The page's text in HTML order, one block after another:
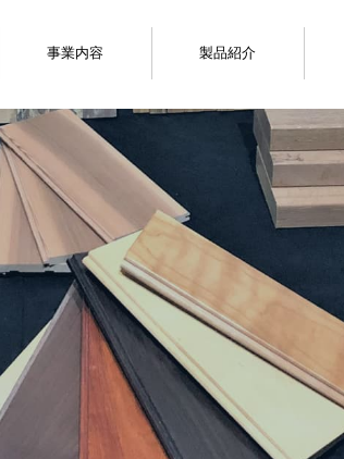
事業内容
木材販売
木材加工
プレカット木材販売
大工工事
製品紹介
無垢フローリング
壁材・天井材
積層板
デッキ材
構造材
下地材
プレカット加工材
造作材
合板・ベニヤ